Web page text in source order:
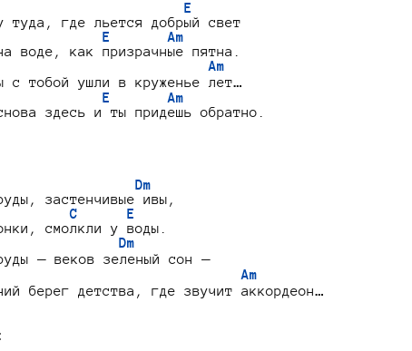
E
туда, где льется добрый свет
E       Am
воде, как призрачные пятна.
Am
с тобой ушли в круженье лет…
E       Am
здесь и ты придешь обратно.
Dm
застенчивые ивы,
C      E
смолкли у воды.
Dm
— веков зеленый сон —
Am
берег детства, где звучит аккордеон…